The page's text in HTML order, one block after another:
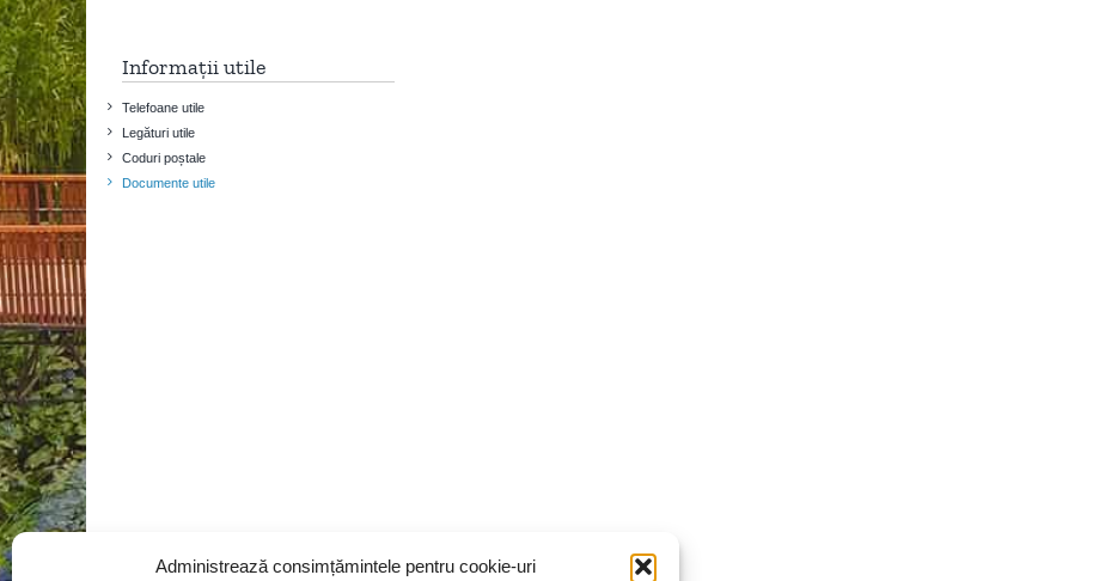
Administrează consimțămintele pentru cookie-uri
Informații utile
Telefoane utile
Legături utile
Coduri poștale
Documente utile